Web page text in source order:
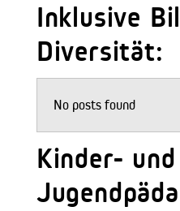
Inklusive
Diversität:
No posts found
Kinder- und